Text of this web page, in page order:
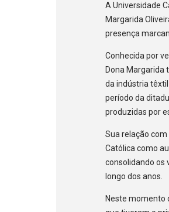
A Universidade
Margarida
presença
Conhecida por
Dona Margarida
da indústria
período da
produzidas por
Sua relação
Católica como
consolidando os
longo dos anos.
Neste momento